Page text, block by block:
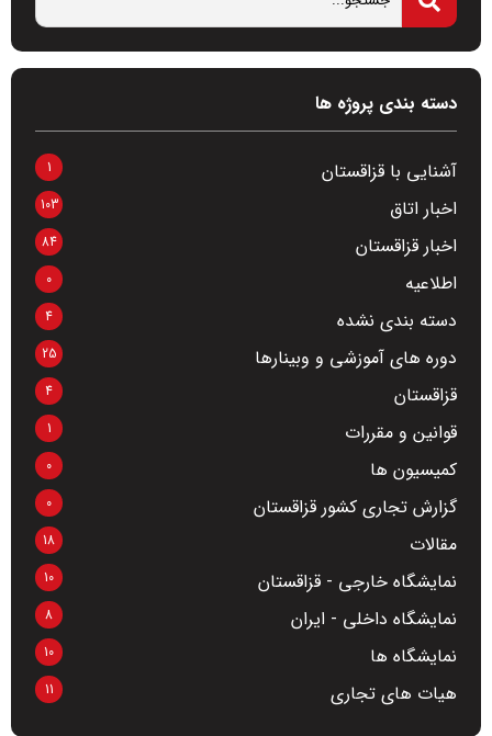
دسته بندی پروژه ها
آشنایی با قزاقستان 1
اخبار اتاق 103
اخبار قزاقستان 84
اطلاعیه 0
دسته بندی نشده 4
دوره های آموزشی و وبینارها 25
قزاقستان 4
قوانین و مقررات 1
کمیسیون ها 0
گزارش تجاری کشور قزاقستان 0
مقالات 18
نمایشگاه خارجی - قزاقستان 10
نمایشگاه داخلی - ایران 8
نمایشگاه ها 10
هیات های تجاری 11